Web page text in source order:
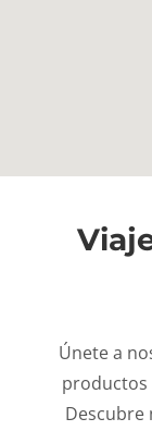
Únete a
productos
Descubre